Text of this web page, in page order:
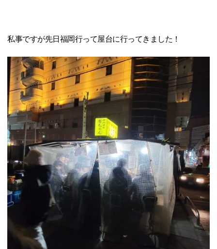
私事ですが先日福岡行って屋台に行ってきました！